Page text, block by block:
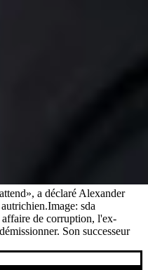
a déclaré Alexander
Image: sda
de corruption, l'ex-
Son successeur